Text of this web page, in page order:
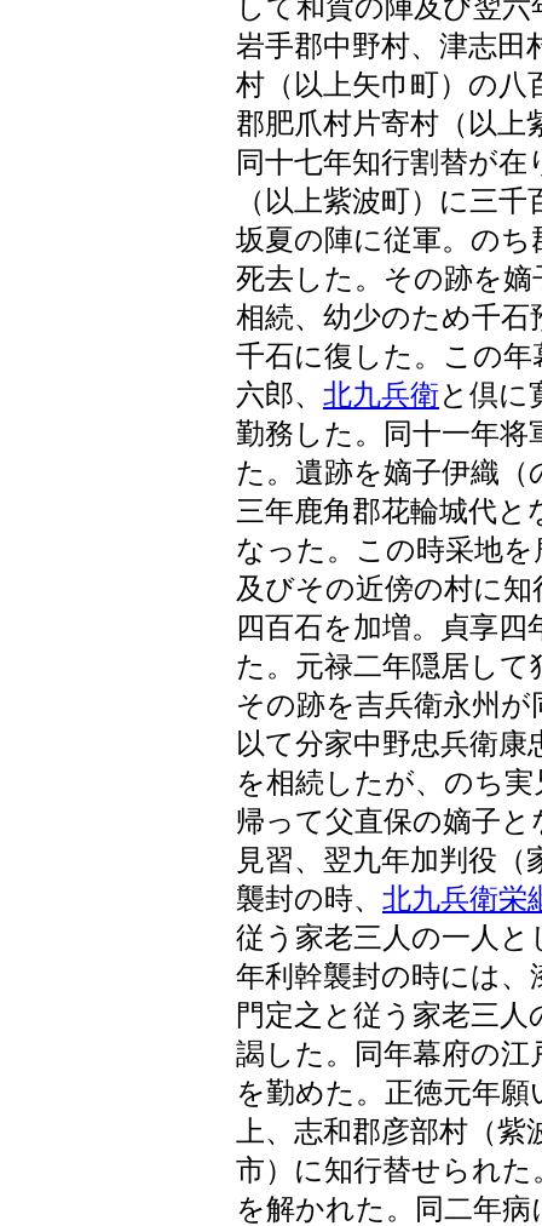
して和賀の陣及び翌
岩手郡中野村、津志田
村（以上矢巾町）の八
郡肥爪村片寄村（以上
同十七年知行割替が在
（以上紫波町）に三
坂夏の陣に従軍。の
死去した。その跡を
相続、幼少のため千石
千石に復した。この
六郎、 北九兵衛と倶に
勤務した。同十一年将
た。遺跡を嫡子伊織（
三年鹿角郡花輪城代
なった。この時采地
及びその近傍の村に
四百石を加増。貞享
た。元禄二年隠居し
その跡を吉兵衛永州
以て分家中野忠兵衛
を相続したが、のち
帰って父直保の嫡子
見習、翌九年加判役
襲封の時、 北九兵衛栄
従う家老三人の一人
年利幹襲封の時には、
門定之と従う家老三
謁した。同年幕府の江
を勤めた。正徳元年
上、志和郡彦部村（
市）に知行替せられ
を解かれた。同二年